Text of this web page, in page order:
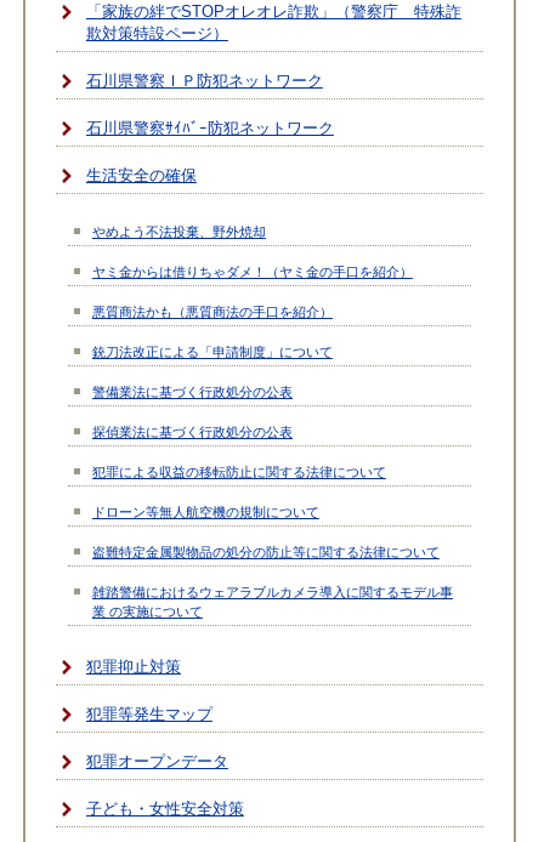
「家族の絆でSTOPオレオレ詐欺」（警察庁 特殊詐
欺対策特設ページ）
石川県警察ＩＰ防犯ネットワーク
石川県警察ｻｲﾊﾞｰ防犯ネットワーク
生活安全の確保
やめよう不法投棄、野外焼却
ヤミ金からは借りちゃダメ！（ヤミ金の手口を紹介）
悪質商法かも（悪質商法の手口を紹介）
銃刀法改正による「申請制度」について
警備業法に基づく行政処分の公表
探偵業法に基づく行政処分の公表
犯罪による収益の移転防止に関する法律について
ドローン等無人航空機の規制について
盗難特定金属製物品の処分の防止等に関する法律について
雑踏警備におけるウェアラブルカメラ導入に関するモデル事
業 の実施について
犯罪抑止対策
犯罪等発生マップ
犯罪オープンデータ
子ども・女性安全対策